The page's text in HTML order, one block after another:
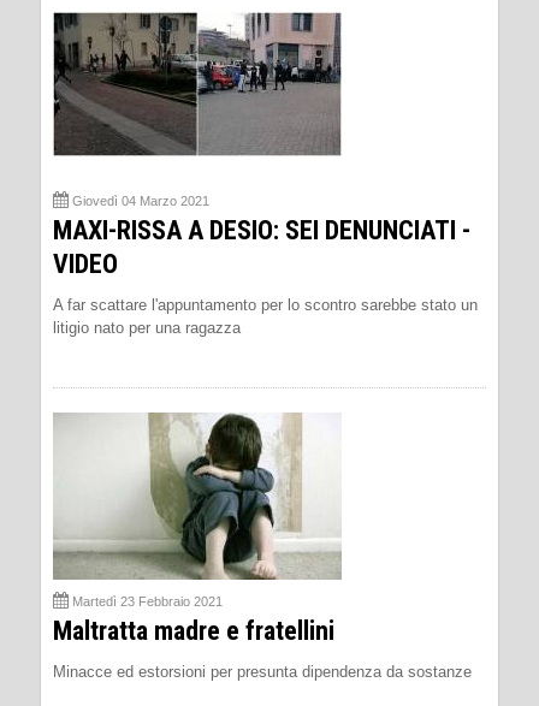
Giovedì 04 Marzo 2021
MAXI-RISSA A DESIO: SEI DENUNCIATI -
VIDEO
A far scattare l'appuntamento per lo scontro sarebbe stato un
litigio nato per una ragazza
Martedì 23 Febbraio 2021
Maltratta madre e fratellini
Minacce ed estorsioni per presunta dipendenza da sostanze